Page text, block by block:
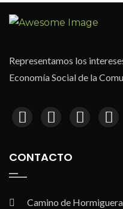
Representamos los
Economía Social de la
CONTACTO
Camino de